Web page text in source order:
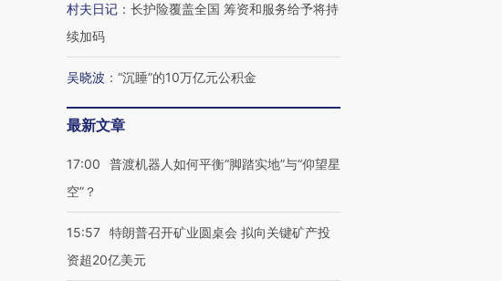
村夫日记 ： 长护险覆盖全国 筹资和服务给予将持
续加码
吴晓波 ： “沉睡”的10万亿元公积金
最新文章
17:00
普渡机器人如何平衡“脚踏实地”与“仰望星
空”？
15:57 特朗普召开矿业圆桌会 拟向关键矿产投
资超20亿美元